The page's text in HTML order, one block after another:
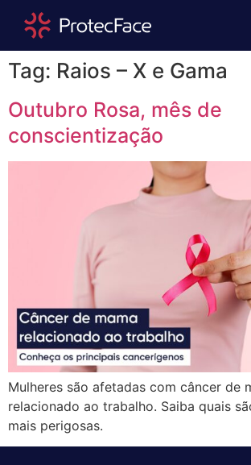
Tag: Raios – X e Gama
Outubro Rosa, mês de
conscientização
Mulheres são afetadas com câncer de
relacionado ao trabalho. Saiba quais
mais perigosas.